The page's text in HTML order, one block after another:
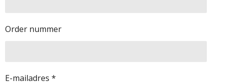
Order nummer
E-mailadres *